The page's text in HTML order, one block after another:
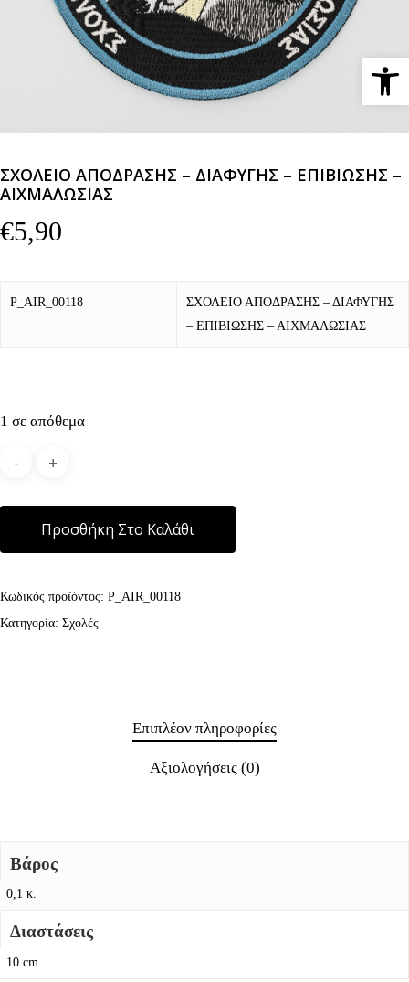
ΣΧΟΛΕΙΟ ΑΠΟΔΡΑΣΗΣ – ΔΙΑΦΥΓΗΣ – ΕΠΙΒΙΩΣΗΣ –
ΑΙΧΜΑΛΩΣΙΑΣ
€5,90
P_AIR_00118
ΣΧΟΛΕΙΟ ΑΠΟΔΡΑΣΗΣ – ΔΙΑΦΥΓΗΣ
– ΕΠΙΒΙΩΣΗΣ – ΑΙΧΜΑΛΩΣΙΑΣ
1 σε απόθεμα
Προσθήκη Στο Καλάθι
Κωδικός προϊόντος: P_AIR_00118
Κατηγορία: Σχολές
Επιπλέον πληροφορίες
Αξιολογήσεις (0)
Βάρος
0,1 κ.
Διαστάσεις
10 cm